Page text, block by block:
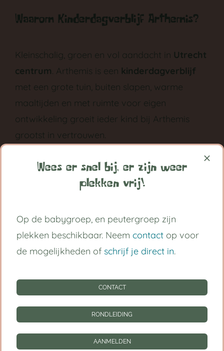
Waarom Kinderdagverblijf Arthemis?
Kleinschalig, groen en vol aandacht in Utrecht
centrum. Arthemis is een kinderdagverblijf
met een grote tuin, buiten slapen, warme
maaltijden en met ruimte voor eigen
ontwikkeling groeit ieder kind bij Arthemis
grootst in vertrouwen.
Volg ons op:
Handige links
Kinderdagverblijf Utrecht Centrum
Wees er snel bij, er zijn weer
plekken vrij!
Op de babygroep, en peutergroep zijn
plekken beschikbaar. Neem contact op voor
de mogelijkheden of schrijf je direct in.
CONTACT
RONDLEIDING
AANMELDEN